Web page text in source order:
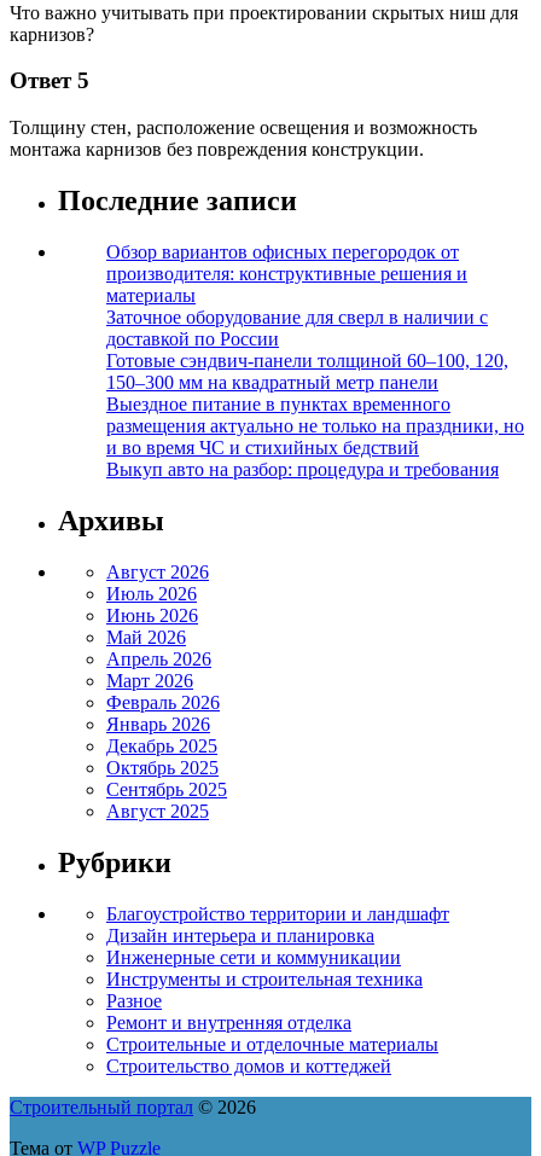
Что важно учитывать при проектировании скрытых ниш для
карнизов?
Ответ 5
Толщину стен, расположение освещения и возможность
монтажа карнизов без повреждения конструкции.
Последние записи
Обзор вариантов офисных перегородок от
производителя: конструктивные решения и
материалы
Заточное оборудование для сверл в наличии с
доставкой по России
Готовые сэндвич-панели толщиной 60–100, 120,
150–300 мм на квадратный метр панели
Выездное питание в пунктах временного
размещения актуально не только на праздники, но
и во время ЧС и стихийных бедствий
Выкуп авто на разбор: процедура и требования
Архивы
Август 2026
Июль 2026
Июнь 2026
Май 2026
Апрель 2026
Март 2026
Февраль 2026
Январь 2026
Декабрь 2025
Октябрь 2025
Сентябрь 2025
Август 2025
Рубрики
Благоустройство территории и ландшафт
Дизайн интерьера и планировка
Инженерные сети и коммуникации
Инструменты и строительная техника
Разное
Ремонт и внутренняя отделка
Строительные и отделочные материалы
Строительство домов и коттеджей
Строительный портал © 2026
Тема от WP Puzzle